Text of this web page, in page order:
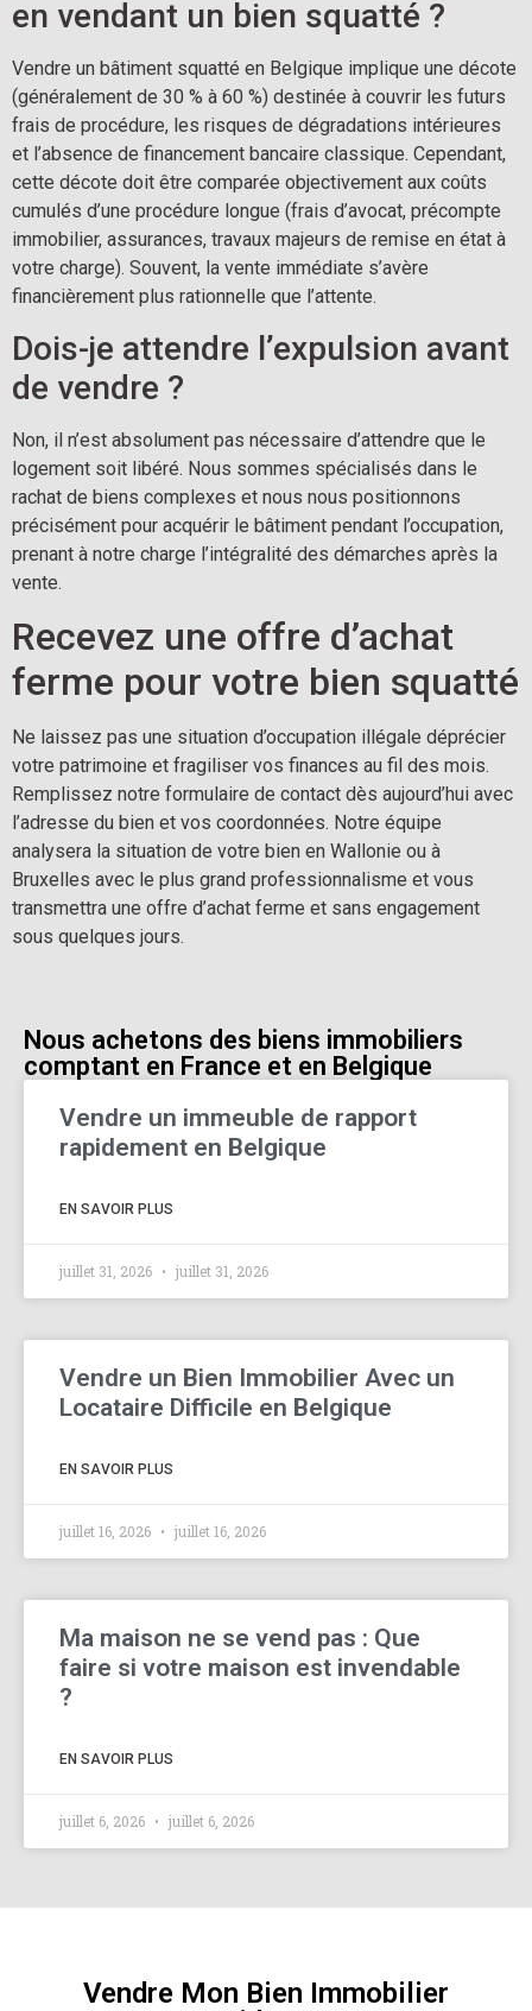
en vendant un bien squatté ?
Vendre un bâtiment squatté en Belgique implique une décote
(généralement de 30 % à 60 %) destinée à couvrir les futurs
frais de procédure, les risques de dégradations intérieures
et l’absence de financement bancaire classique. Cependant,
cette décote doit être comparée objectivement aux coûts
cumulés d’une procédure longue (frais d’avocat, précompte
immobilier, assurances, travaux majeurs de remise en état à
votre charge). Souvent, la vente immédiate s’avère
financièrement plus rationnelle que l’attente.
Dois-je attendre l’expulsion avant
de vendre ?
Non, il n’est absolument pas nécessaire d’attendre que le
logement soit libéré. Nous sommes spécialisés dans le
rachat de biens complexes et nous nous positionnons
précisément pour acquérir le bâtiment pendant l’occupation,
prenant à notre charge l’intégralité des démarches après la
vente.
Recevez une offre d’achat
ferme pour votre bien squatté
Ne laissez pas une situation d’occupation illégale déprécier
votre patrimoine et fragiliser vos finances au fil des mois.
Remplissez notre formulaire de contact dès aujourd’hui avec
l’adresse du bien et vos coordonnées. Notre équipe
analysera la situation de votre bien en Wallonie ou à
Bruxelles avec le plus grand professionnalisme et vous
transmettra une offre d’achat ferme et sans engagement
sous quelques jours.
Nous achetons des biens immobiliers
comptant en France et en Belgique
Vendre un immeuble de rapport
rapidement en Belgique
EN SAVOIR PLUS
juillet 31, 2026 juillet 31, 2026
Vendre un Bien Immobilier Avec un
Locataire Difficile en Belgique
EN SAVOIR PLUS
juillet 16, 2026 juillet 16, 2026
Ma maison ne se vend pas : Que
faire si votre maison est invendable
?
EN SAVOIR PLUS
juillet 6, 2026 juillet 6, 2026
Vendre Mon Bien Immobilier